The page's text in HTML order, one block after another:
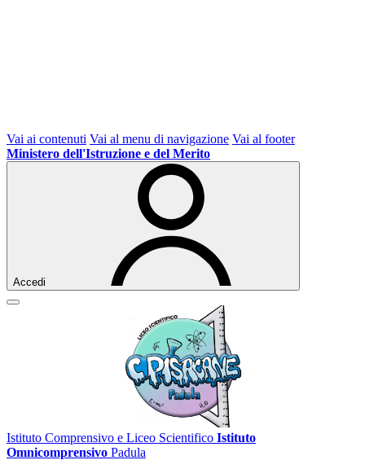
Vai ai contenuti Vai al menu di navigazione Vai al footer
Ministero dell'Istruzione e del Merito
Accedi
Istituto Comprensivo e Liceo Scientifico Istituto
Omnicomprensivo Padula